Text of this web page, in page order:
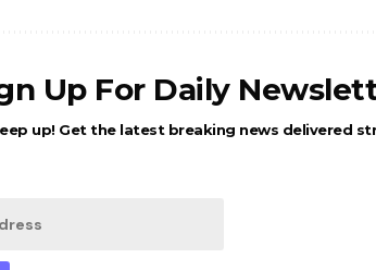
Up For Daily
up! Get the latest breaking news delivered